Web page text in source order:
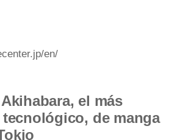
en/
el más
de manga